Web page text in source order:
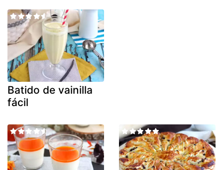
Batido de vainilla
fácil